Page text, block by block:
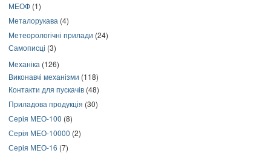
МЕОФ (1)
Металорукава (4)
Метеорологічні прилади (24)
Самописці (3)
Механіка (126)
Виконавчі механізми (118)
Контакти для пускачів (48)
Приладова продукція (30)
Серія МЕО-100 (8)
Серія МЕО-10000 (2)
Серія МЕО-16 (7)